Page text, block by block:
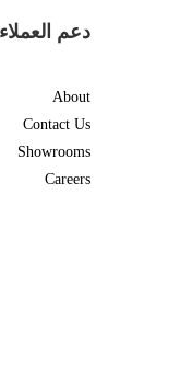
دعم العملاء
About
Contact Us
Showrooms
Careers